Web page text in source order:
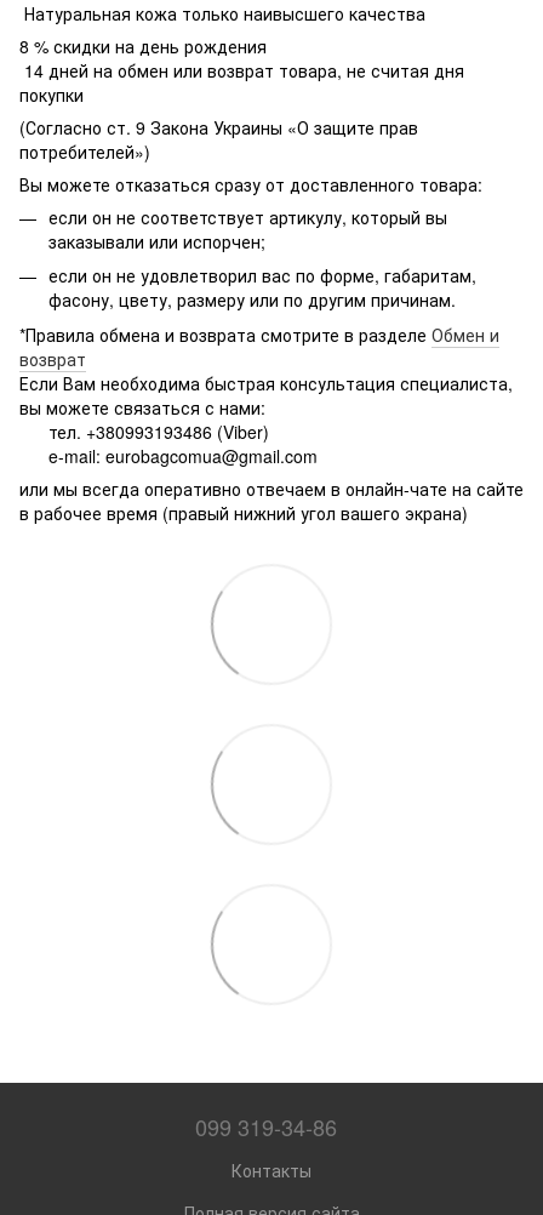
Натуральная кожа только наивысшего качества
8 % скидки на день рождения
14 дней на обмен или возврат товара, не считая дня
покупки
(Согласно ст. 9 Закона Украины «О защите прав
потребителей»)
Вы можете отказаться сразу от доставленного товара:
если он не соответствует артикулу, который вы
заказывали или испорчен;
если он не удовлетворил вас по форме, габаритам,
фасону, цвету, размеру или по другим причинам.
*Правила обмена и возврата смотрите в разделе Обмен и
возврат
Если Вам необходима быстрая консультация специалиста,
вы можете связаться с нами:
тел. +380993193486 (Viber)
e-mail: eurobagcomua@gmail.com
или мы всегда оперативно отвечаем в онлайн-чате на сайте
в рабочее время (правый нижний угол вашего экрана)
099 319-34-86
Контакты